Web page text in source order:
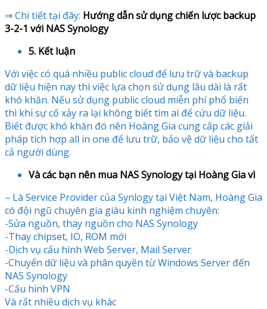
⇒ Chi tiết tại đây: Hướng dẫn sử dụng chiến lược backup
3-2-1 với NAS Synology
5. Kết luận
Với việc có quá nhiều public cloud để lưu trữ và backup
dữ liệu hiện nay thì việc lựa chọn sử dụng lâu dài là rất
khó khăn. Nếu sử dụng public cloud miễn phí phổ biến
thì khi sự cố xảy ra lại không biết tìm ai để cứu dữ liệu.
Biết được khó khăn đó nên Hoàng Gia cung cấp các giải
pháp tích hợp all in one để lưu trữ, bảo vệ dữ liệu cho tất
cả người dùng.
Và các bạn nên mua NAS Synology tại Hoàng Gia vì
– Là Service Provider của Synlogy tại Việt Nam, Hoàng Gia
có đội ngũ chuyên gia giàu kinh nghiệm chuyên:
-Sửa nguồn, thay nguồn cho NAS Synology
-Thay chipset, IO, ROM mới
-Dịch vụ cấu hình Web Server, Mail Server
-Chuyển dữ liệu và phân quyền từ Windows Server đến
NAS Synology
-Cấu hình VPN
Và rất nhiều dịch vụ khác